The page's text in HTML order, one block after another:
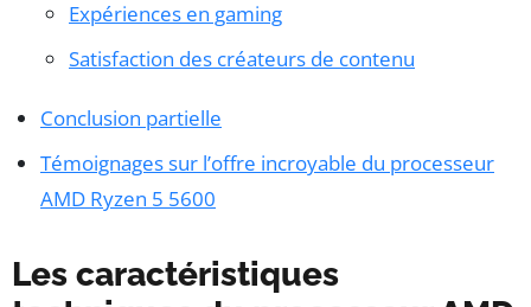
Expériences en gaming
Satisfaction des créateurs de contenu
Conclusion partielle
Témoignages sur l’offre incroyable du processeur
AMD Ryzen 5 5600
Les caractéristiques